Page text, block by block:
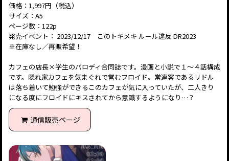
価格：1,997円（税込）
サイズ：A5
ページ数：122p
発売イベント： 2023/12/17 このトキメキ ルール違反 DR2023
※在庫なし／再販希望！
カフェの店長×学生のパロディ合同誌です。漫画と小説で１～４話構成
です。隠れ家カフェを気まぐれで営むフロイド。常連客であるリドル
は落ち着いて勉強ができるこのカフェが気に入っていたが、二人きり
になる度にフロイドにキスされてから意識するようになり…？
通信販売ページ